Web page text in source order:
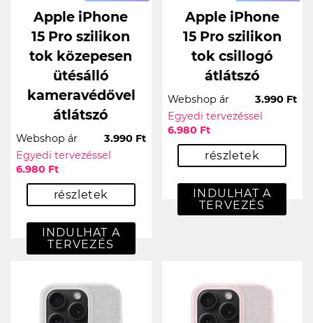
Apple iPhone
15 Pro szilikon
tok közepesen
ütésálló
kameravédővel
átlátszó
Webshop ár
3.990 Ft
Egyedi tervezéssel
6.980 Ft
részletek
INDULHAT A
TERVEZÉS
Apple iPhone
15 Pro szilikon
tok csillogó
átlátszó
Webshop ár
3.990 Ft
Egyedi tervezéssel
6.980 Ft
részletek
INDULHAT A
TERVEZÉS